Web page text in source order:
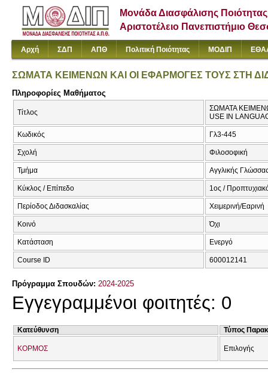
Μονάδα Διασφάλισης Ποιότητας
Αριστοτέλειο Πανεπιστήμιο
Αρχή ΣΔΠ ΑΠΘ Πολιτική Ποιότητας ΜΟΔΙΠ
ΣΩΜΑΤΑ ΚΕΙΜΕΝΩΝ ΚΑΙ ΟΙ ΕΦΑΡΜΟΓΕΣ ΤΟΥΣ ΣΤΗ
Πληροφορίες Μαθήματος
Τίτλος
ΣΩΜΑΤΑ
USE IN
Κωδικός Γλ3-445
Σχολή Φιλοσοφική
Τμήμα Αγγλικής
Κύκλος / Επίπεδο 1ος /
Περίοδος Διδασκαλίας Χειμερινή/Εαρινή
Κοινό Όχι
Κατάσταση Ενεργό
Course ID 600012141
Πρόγραμμα Σπουδών: 2024-2025
Εγγεγραμμένοι φοιτητές: 0
Κατεύθυνση Τύπος
ΚΟΡΜΟΣ Επιλογής